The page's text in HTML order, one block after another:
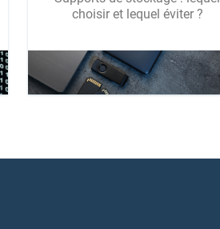
choisir et lequel éviter ?